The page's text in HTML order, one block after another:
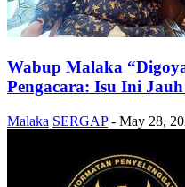
Wabup Malaka
Pengacara: Isu Ini
Malaka SERGAP - May 28,